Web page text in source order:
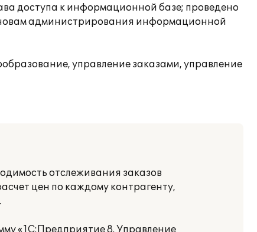
доступа к информационной базе; проведено
администрирования информационной
управление заказами, управление
отслеживания заказов
цен по каждому контрагенту,
«1С:Предприятие 8. Управление